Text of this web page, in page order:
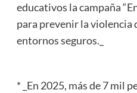
educativos la campaña
para prevenir la
entornos seguros._
* _En 2025, más de 7 mil